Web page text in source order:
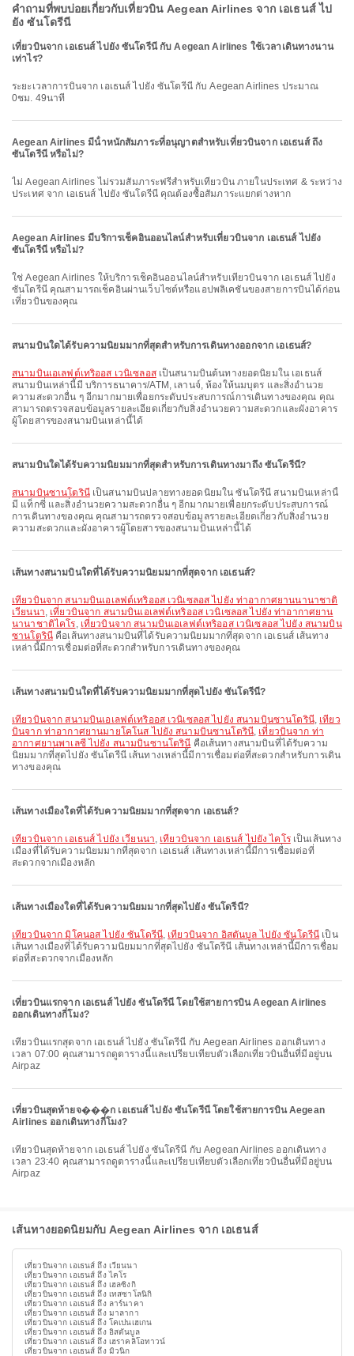
คำถามที่พบบ่อยเกี่ยวกับเที่ยวบิน Aegean Airlines จาก เอเธนส์ ไป
ยัง ซันโดรีนี
เที่ยวบินจาก เอเธนส์ ไปยัง ซันโดรีนี กับ Aegean Airlines ใช้เวลาเดินทางนาน
เท่าไร?
ระยะเวลาการบินจาก เอเธนส์ ไปยัง ซันโดรีนี กับ Aegean Airlines ประมาณ
0ชม. 49นาที
Aegean Airlines มีน้ําหนักสัมภาระที่อนุญาตสําหรับเที่ยวบินจาก เอเธนส์ ถึง
ซันโดรีนี หรือไม่?
ไม่ Aegean Airlines ไม่รวมสัมภาระฟรีสำหรับเที่ยวบิน ภายในประเทศ & ระหว่าง
ประเทศ จาก เอเธนส์ ไปยัง ซันโดรีนี คุณต้องซื้อสัมภาระแยกต่างหาก
Aegean Airlines มีบริการเช็คอินออนไลน์สำหรับเที่ยวบินจาก เอเธนส์ ไปยัง
ซันโดรีนี หรือไม่?
ใช่ Aegean Airlines ให้บริการเช็คอินออนไลน์สำหรับเที่ยวบินจาก เอเธนส์ ไปยัง
ซันโดรีนี คุณสามารถเช็คอินผ่านเว็บไซต์หรือแอปพลิเคชันของสายการบินได้ก่อน
เที่ยวบินของคุณ
สนามบินใดได้รับความนิยมมากที่สุดสำหรับการเดินทางออกจาก เอเธนส์?
สนามบินเอเลฟต์เทริออส เวนิเซลอสเป็นสนามบินต้นทางยอดนิยมใน เอเธนส์
สนามบินเหล่านี้มี บริการธนาคาร/ATM, เลานจ์, ห้องให้นมบุตร และสิ่งอำนวย
ความสะดวกอื่น ๆ อีกมากมายเพื่อยกระดับประสบการณ์การเดินทางของคุณ คุณ
สามารถตรวจสอบข้อมูลรายละเอียดเกี่ยวกับสิ่งอำนวยความสะดวกและผังอาคาร
ผู้โดยสารของสนามบินเหล่านี้ได้
สนามบินใดได้รับความนิยมมากที่สุดสำหรับการเดินทางมาถึง ซันโดรีนี?
สนามบินซานโตรินีเป็นสนามบินปลายทางยอดนิยมใน ซันโดรีนี สนามบินเหล่านี้
มี แท็กซี่ และสิ่งอำนวยความสะดวกอื่น ๆ อีกมากมายเพื่อยกระดับประสบการณ์
การเดินทางของคุณ คุณสามารถตรวจสอบข้อมูลรายละเอียดเกี่ยวกับสิ่งอำนวย
ความสะดวกและผังอาคารผู้โดยสารของสนามบินเหล่านี้ได้
เส้นทางสนามบินใดที่ได้รับความนิยมมากที่สุดจาก เอเธนส์?
เที่ยวบินจาก สนามบินเอเลฟต์เทริออส เวนิเซลอส ไปยัง ท่าอากาศยานนานาชาติ
เวียนนา, เที่ยวบินจาก สนามบินเอเลฟต์เทริออส เวนิเซลอส ไปยัง ท่าอากาศยาน
นานาชาติไคโร, เที่ยวบินจาก สนามบินเอเลฟต์เทริออส เวนิเซลอส ไปยัง สนามบิน
ซานโตรินีคือเส้นทางสนามบินที่ได้รับความนิยมมากที่สุดจาก เอเธนส์ เส้นทาง
เหล่านี้มีการเชื่อมต่อที่สะดวกสำหรับการเดินทางของคุณ
เส้นทางสนามบินใดที่ได้รับความนิยมมากที่สุดไปยัง ซันโดรีนี?
เที่ยวบินจาก สนามบินเอเลฟต์เทริออส เวนิเซลอส ไปยัง สนามบินซานโตรินี, เที่ยว
บินจาก ท่าอากาศยานมายโคโนส ไปยัง สนามบินซานโตรินี, เที่ยวบินจาก ท่า
อากาศยานพาเลซี ไปยัง สนามบินซานโตรินี คือเส้นทางสนามบินที่ได้รับความ
นิยมมากที่สุดไปยัง ซันโดรีนี เส้นทางเหล่านี้มีการเชื่อมต่อที่สะดวกสำหรับการเดิน
ทางของคุณ
เส้นทางเมืองใดที่ได้รับความนิยมมากที่สุดจาก เอเธนส์?
เที่ยวบินจาก เอเธนส์ ไปยัง เวียนนา, เที่ยวบินจาก เอเธนส์ ไปยัง ไคโรเป็นเส้นทาง
เมืองที่ได้รับความนิยมมากที่สุดจาก เอเธนส์ เส้นทางเหล่านี้มีการเชื่อมต่อที่
สะดวกจากเมืองหลัก
เส้นทางเมืองใดที่ได้รับความนิยมมากที่สุดไปยัง ซันโดรีนี?
เที่ยวบินจาก มิโคนอส ไปยัง ซันโดรีนี, เที่ยวบินจาก อิสตันบูล ไปยัง ซันโดรีนี เป็น
เส้นทางเมืองที่ได้รับความนิยมมากที่สุดไปยัง ซันโดรีนี เส้นทางเหล่านี้มีการเชื่อม
ต่อที่สะดวกจากเมืองหลัก
เที่ยวบินแรกจาก เอเธนส์ ไปยัง ซันโดรีนี โดยใช้สายการบิน Aegean Airlines
ออกเดินทางกี่โมง?
เที่ยวบินแรกสุดจาก เอเธนส์ ไปยัง ซันโดรีนี กับ Aegean Airlines ออกเดินทาง
เวลา 07:00 คุณสามารถดูตารางนี้และเปรียบเทียบตัวเลือกเที่ยวบินอื่นที่มีอยู่บน
Airpaz
เที่ยวบินสุดท้ายจ���ก เอเธนส์ ไปยัง ซันโดรีนี โดยใช้สายการบิน Aegean
Airlines ออกเดินทางกี่โมง?
เที่ยวบินสุดท้ายจาก เอเธนส์ ไปยัง ซันโดรีนี กับ Aegean Airlines ออกเดินทาง
เวลา 23:40 คุณสามารถดูตารางนี้และเปรียบเทียบตัวเลือกเที่ยวบินอื่นที่มีอยู่บน
Airpaz
เส้นทางยอดนิยมกับ Aegean Airlines จาก เอเธนส์
เที่ยวบินจาก เอเธนส์ ถึง เวียนนา
เที่ยวบินจาก เอเธนส์ ถึง ไคโร
เที่ยวบินจาก เอเธนส์ ถึง เฮลซิงกิ
เที่ยวบินจาก เอเธนส์ ถึง เทสซาโลนิกิ
เที่ยวบินจาก เอเธนส์ ถึง ลาร์นาคา
เที่ยวบินจาก เอเธนส์ ถึง มาลากา
เที่ยวบินจาก เอเธนส์ ถึง โคเปนเฮเกน
เที่ยวบินจาก เอเธนส์ ถึง อิสตันบูล
เที่ยวบินจาก เอเธนส์ ถึง เฮราคลิโอทาวน์
เที่ยวบินจาก เอเธนส์ ถึง มิวนิก